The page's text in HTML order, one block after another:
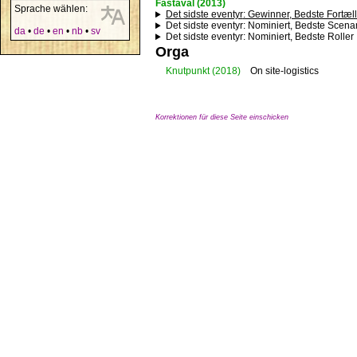
Sprache wählen:
da • de • en • nb • sv
Fastaval (2013)
Det sidste eventyr: Gewinner, Bedste
Det sidste eventyr: Nominiert, Bedste
Det sidste eventyr: Nominiert, Bedste Roller
Orga
Knutpunkt (2018) On site-logistics
Korrektionen für diese Seite einschicken